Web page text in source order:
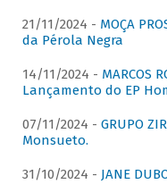
21/11/2024 - MOÇA
da Pérola Negra
14/11/2024 - MARCOS
Lançamento do EP
07/11/2024 - GRUPO
Monsueto.
31/10/2024 - JANE